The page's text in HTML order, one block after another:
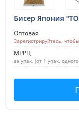
Бисер Япония
Оптовая
Зарегистрируйтесь,
МРРЦ
за упак. (от 1 упак.